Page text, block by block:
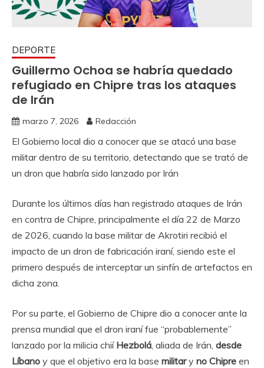
DEPORTE
Guillermo Ochoa se habría quedado
refugiado en Chipre tras los ataques
de Irán
marzo 7, 2026 Redacción
El Gobierno local dio a conocer que se atacó una base
militar dentro de su territorio, detectando que se trató de
un dron que habría sido lanzado por Irán
Durante los últimos días han registrado ataques de Irán
en contra de Chipre, principalmente el día 22 de Marzo
de 2026, cuando la base militar de Akrotiri recibió el
impacto de un dron de fabricación iraní, siendo este el
primero después de interceptar un sinfín de artefactos en
dicha zona.
Por su parte, el Gobierno de Chipre dio a conocer ante la
prensa mundial que el dron iraní fue “probablemente”
lanzado por la milicia chií Hezbolá, aliada de Irán, desde
Líbano y que el objetivo era la base military no Chipre en